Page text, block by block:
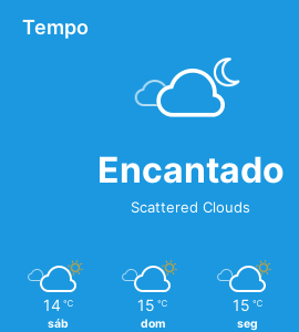
Tempo
Encantado
Scattered Clouds
14 ℃
sáb
15 ℃
dom
15 ℃
seg